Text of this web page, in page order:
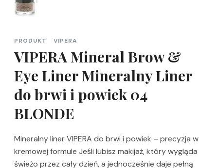
PRODUKT VIPERA
VIPERA Mineral Brow &
Eye Liner Mineralny Liner
do brwi i powiek 04
BLONDE
Mineralny liner VIPERA do brwi i powiek – precyzja w
kremowej formule Jeśli lubisz makijaż, który wygląda
świeżo przez cały dzień, a jednocześnie daje pełną